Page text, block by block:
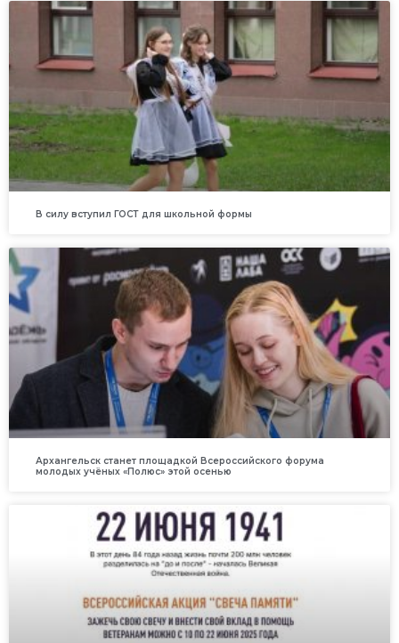
В силу вступил ГОСТ для школьной формы
Архангельск станет площадкой Всероссийского форума
молодых учёных «Полюс» этой осенью